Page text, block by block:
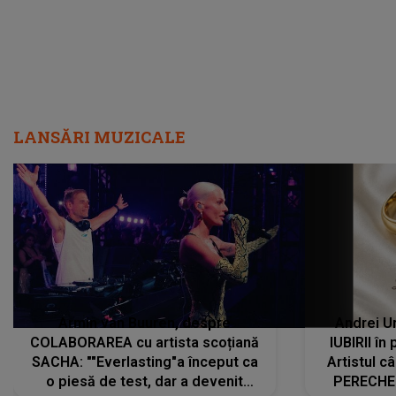
LANSĂRI MUZICALE
Armin van Buuren, despre
COLABORAREA cu artista scoțiană
SACHA: ""Everlasting"a început ca
o piesă de test, dar a devenit
Andrei
IUBIRII în
Artistul